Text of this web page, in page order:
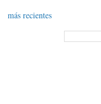
más recientes